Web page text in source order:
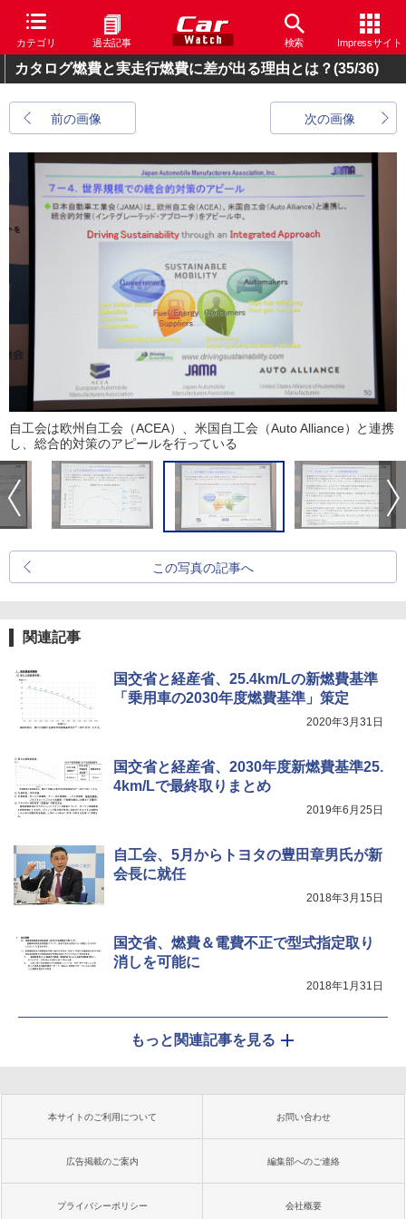
カテゴリ 過去記事 検索 Impressサイト
カタログ燃費と実走行燃費に差が出る理由とは？(35/36)
前の画像 次の画像
自工会は欧州自工会（ACEA）、米国自工会（Auto Alliance）と連携
し、総合的対策のアピールを行っている
この写真の記事へ
関連記事
国交省と経産省、25.4km/Lの新燃費基準
「乗用車の2030年度燃費基準」策定
2020年3月31日
国交省と経産省、2030年度新燃費基準25.
4km/Lで最終取りまとめ
2019年6月25日
自工会、5月からトヨタの豊田章男氏が新
会長に就任
2018年3月15日
国交省、燃費＆電費不正で型式指定取り
消しを可能に
2018年1月31日
もっと関連記事を見る
本サイトのご利用について お問い合わせ
広告掲載のご案内 編集部へのご連絡
プライバシーポリシー 会社概要